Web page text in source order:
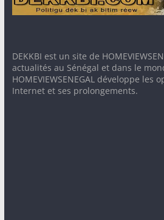
DEKKBI est un site de
actualités au Sénégal et dans le
HOMEVIEWSENEGAL développe
Internet et ses prolongements.